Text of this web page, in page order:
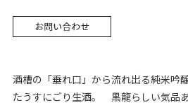
酒槽の「垂れ口」から流れ出る純米吟
たうすにごり生酒。 黒龍らしい気品